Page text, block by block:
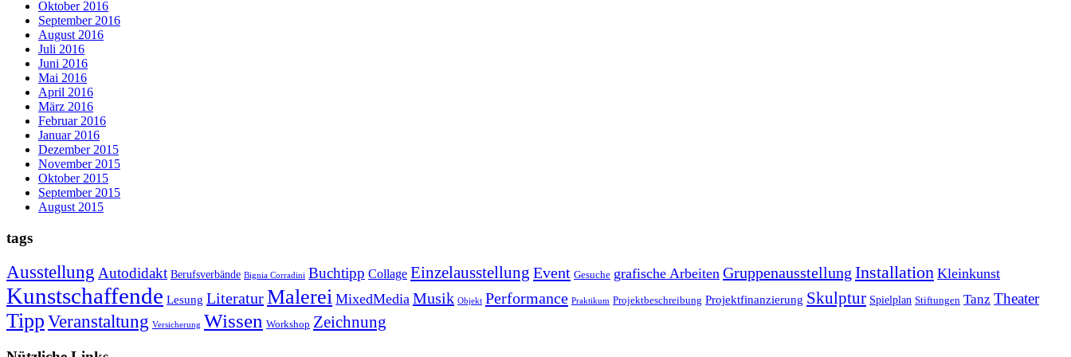
Oktober 2016
September 2016
August 2016
Juli 2016
Juni 2016
Mai 2016
April 2016
März 2016
Februar 2016
Januar 2016
Dezember 2015
November 2015
Oktober 2015
September 2015
August 2015
tags
Ausstellung Autodidakt Berufsverbände Bignia Corradini Buchtipp Collage Einzelausstellung Event Gesuche grafische Arbeiten Gruppenausstellung Installation Kleinkunst
Kunstschaffende Lesung LiteraturMalerei MixedMedia Musik Objekt Performance Praktikum Projektbeschreibung Projektfinanzierung Skulptur Spielplan Stiftungen Tanz Theater
TippVeranstaltung Versicherung Wissen Workshop Zeichnung